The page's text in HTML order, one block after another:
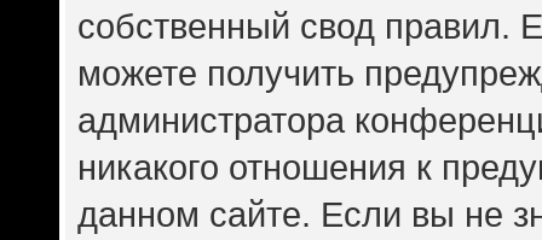
собственный свод правил.
можете получить
администратора
никакого отношения к
данном сайте. Если вы не